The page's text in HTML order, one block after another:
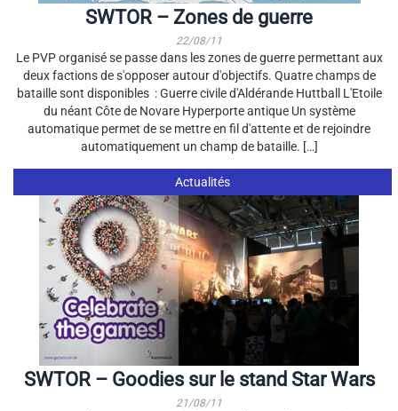
SWTOR – Zones de guerre
22/08/11
Le PVP organisé se passe dans les zones de guerre permettant aux
deux factions de s'opposer autour d'objectifs. Quatre champs de
bataille sont disponibles : Guerre civile d'Aldérande Huttball L'Etoile
du néant Côte de Novare Hyperporte antique Un système
automatique permet de se mettre en fil d'attente et de rejoindre
automatiquement un champ de bataille. […]
Actualités
SWTOR – Goodies sur le stand Star Wars
21/08/11